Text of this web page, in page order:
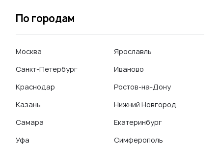
По городам
Москва
Санкт-Петербург
Краснодар
Казань
Самара
Уфа
Ярославль
Иваново
Ростов-на-Дону
Нижний Новгород
Екатеринбург
Симферополь